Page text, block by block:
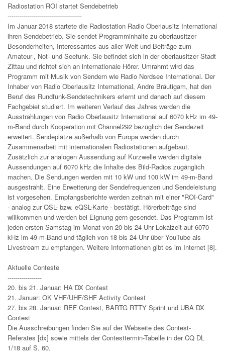
Radiostation ROI startet Sendebetrieb
-------------------------------------
Im Januar 2018 startete die Radiostation Radio Oberlausitz International
ihren Sendebetrieb. Sie sendet Programminhalte zu oberlausitzer
Besonderheiten, Interessantes aus aller Welt und Beiträge zum
Amateur-, Not- und Seefunk. Sie befindet sich in der oberlausitzer Stadt
Zittau und richtet sich an internationale Hörer. Umrahmt wird das
Programm mit Musik von Sendern wie Radio Nordsee International. Der
Inhaber von Radio Oberlausitz International, Andre Bräutigam, hat den
Beruf des Rundfunk-Sendetechnikers erlernt und danach auf diesem
Fachgebiet studiert. Im weiteren Verlauf des Jahres werden die
Ausstrahlungen von Radio Oberlausitz International auf 6070 kHz im 49-
m-Band durch Kooperation mit Channel292 bezüglich der Sendezeit
erweitert. Sendeplätze außerhalb von Europa werden durch
Zusammenarbeit mit internationalen Radiostationen aufgebaut.
Zusätzlich zur analogen Aussendung auf Kurzwelle werden digitale
Aussendungen auf 6070 kHz die Inhalte des Bild-Radios zugänglich
machen. Die Sendungen werden mit 10 kW und 100 kW im 49-m-Band
ausgestrahlt. Eine Erweiterung der Sendefrequenzen und Sendeleistung
ist vorgesehen. Empfangsberichte werden zeitnah mit einer "ROI-Card"
- analog zur QSL- bzw. eQSL-Karte - bestätigt. Hörerbeiträge sind
willkommen und werden bei Eignung gern gesendet. Das Programm ist
jeden ersten Samstag im Monat von 20 bis 24 Uhr Lokalzeit auf 6070
kHz im 49-m-Band und täglich von 18 bis 24 Uhr über YouTube als
Livestream zu empfangen. Weitere Informationen gibt es im Internet [8].
Aktuelle Conteste
-----------------
20. bis 21. Januar: HA DX Contest
21. Januar: OK VHF/UHF/SHF Activity Contest
27. bis 28. Januar: REF Contest, BARTG RTTY Sprint und UBA DX
Contest
Die Ausschreibungen finden Sie auf der Webseite des Contest-
Referates [dx] sowie mittels der Contesttermin-Tabelle in der CQ DL
1/18 auf S. 60.